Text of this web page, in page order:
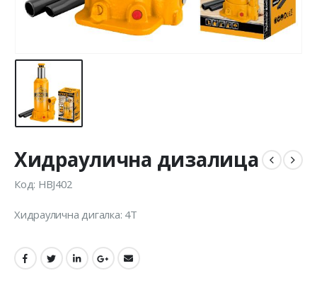
Хидраулична дизалица
Код: HBJ402
Хидраулична дигалка: 4Т